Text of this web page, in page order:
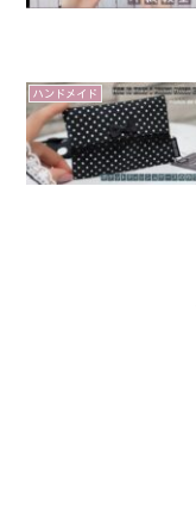
ハンドメイド